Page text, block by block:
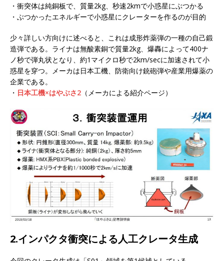
・衝突体は純銅板で、質量2kg、秒速2kmで小惑星にぶつかる
・ぶつかったエネルギーで小惑星にクレーターを作るのが目的
少々詳しい方向けに述べると、これは成形炸薬弾の一種の自己鍛
造弾である。ライナは無酸素銅で質量2kg、爆轟によって400ナ
ノ秒で弾丸状となり、約1マイクロ秒で2km/secに加速されて小
惑星を穿つ。メーカは日本工機、防衛向け銃砲弾や産業用爆薬の
企業である。
・ 日本工機×はやぶさ2 （メーカによる紹介ページ）
2.インパクタ衝突による人工クレータ生成